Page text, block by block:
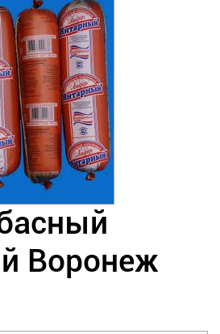
Воронеж